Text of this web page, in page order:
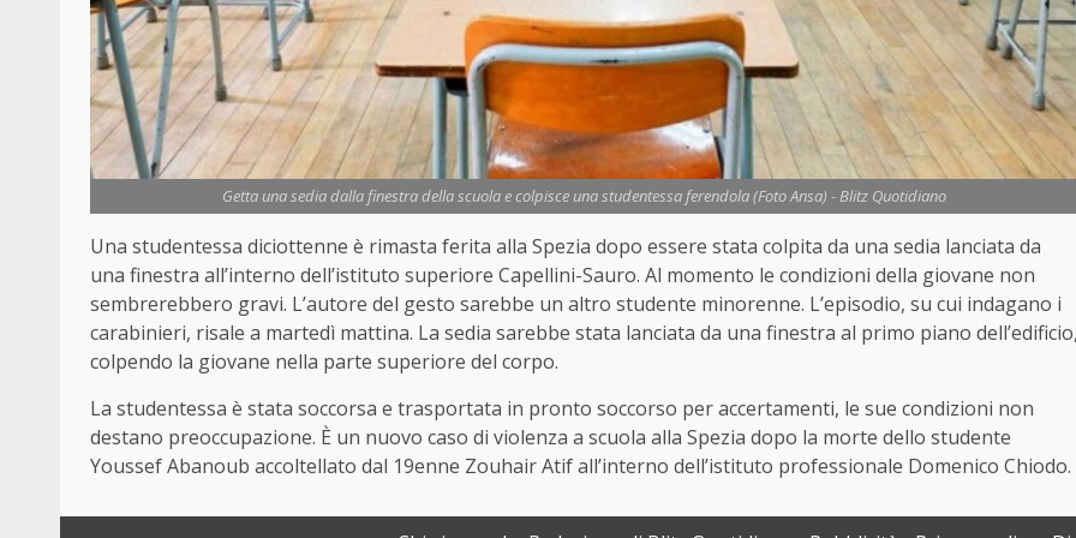
Getta una sedia dalla finestra della scuola e colpisce una studentessa ferendola (Foto Ansa) - Blitz Quotidiano
Una studentessa diciottenne è rimasta ferita alla Spezia dopo essere stata colpita da una sedia lanciata da
una finestra all’interno dell’istituto superiore Capellini-Sauro. Al momento le condizioni della giovane non
sembrerebbero gravi. L’autore del gesto sarebbe un altro studente minorenne. L’episodio, su cui indagano i
carabinieri, risale a martedì mattina. La sedia sarebbe stata lanciata da una finestra al primo piano
colpendo la giovane nella parte superiore del corpo.
La studentessa è stata soccorsa e trasportata in pronto soccorso per accertamenti, le sue condizioni non
destano preoccupazione. È un nuovo caso di violenza a scuola alla Spezia dopo la morte dello studente
Youssef Abanoub accoltellato dal 19enne Zouhair Atif all’interno dell’istituto professionale Domenico Chiodo.